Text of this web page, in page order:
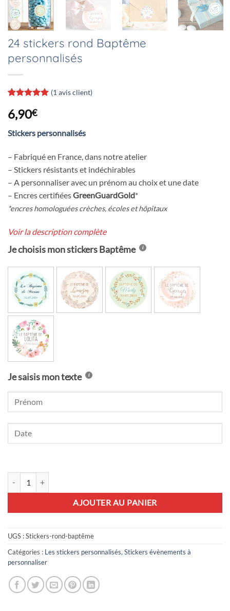
24 stickers rond Baptême
personnalisés
5 basé sur
notation
client
(1 avis client)
6,90€
Stickers personnalisés
– Fabriqué en France, dans notre atelier
– Stickers résistants et indéchirables
– A personnaliser avec un prénom au choix et une date
– Encres certifiéesGreenGuardGold*
*encres homologuées crèches, écoles et hôpitaux
Voir la description complète
Je choisis mon stickers Baptême
Je saisis mon texte
AJOUTER AU PANIER
UGS :Stickers-rond-baptême
Catégories : Les stickers personnalisés, Stickers évènements à
personnaliser